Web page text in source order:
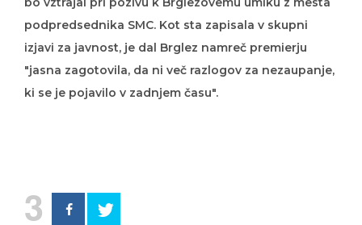
podpredsednika SMC. Kot sta zapisala v skupni
izjavi za javnost, je dal Brglez namreč premierju
"jasna zagotovila, da ni več razlogov za nezaupanje,
ki se je pojavilo v zadnjem času".
3